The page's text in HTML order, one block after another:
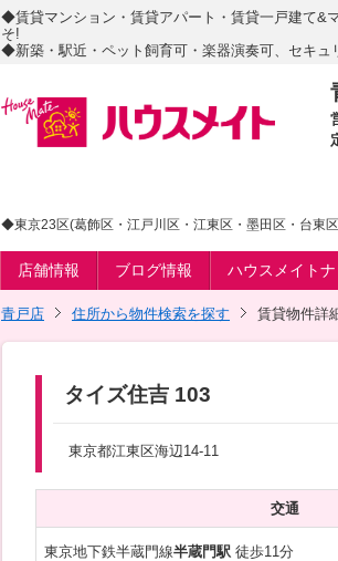
◆賃貸マンション・賃貸アパート・賃貸一戸建て&
そ!
◆新築・駅近・ペット飼育可・楽器演奏可、セキュ
◆東京23区(葛飾区・江戸川区・江東区・墨田区・台東
店舗情報 ブログ情報 ハウスメイト
青戸店 住所から物件検索を探す 賃貸物件詳
タイズ住吉 103
東京都江東区海辺14-11
交通
東京地下鉄半蔵門線半蔵門駅 徒歩11分